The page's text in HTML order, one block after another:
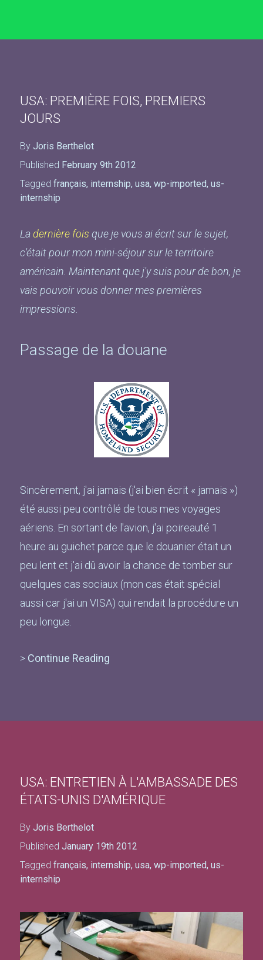
USA: PREMIÈRE FOIS, PREMIERS
JOURS
By Joris Berthelot
Published February 9th 2012
Tagged français, internship, usa, wp-imported, us-
internship
Ladernière fois que je vous ai écrit sur le sujet,
c'était pour mon mini-séjour sur le territoire
américain. Maintenant que j'y suis pour de bon, je
vais pouvoir vous donner mes premières
impressions.
Passage de la douane
Sincèrement, j'ai jamais (j'ai bien écrit « jamais »)
été aussi peu contrôlé de tous mes voyages
aériens. En sortant de l'avion, j'ai poireauté 1
heure au guichet parce que le douanier était un
peu lent et j'ai dû avoir la chance de tomber sur
quelques cas sociaux (mon cas était spécial
aussi car j'ai un VISA) qui rendait la procédure un
peu longue.
> Continue Reading
USA: ENTRETIEN À L'AMBASSADE DES
ÉTATS-UNIS D'AMÉRIQUE
By Joris Berthelot
Published January 19th 2012
Tagged français, internship, usa, wp-imported, us-
internship